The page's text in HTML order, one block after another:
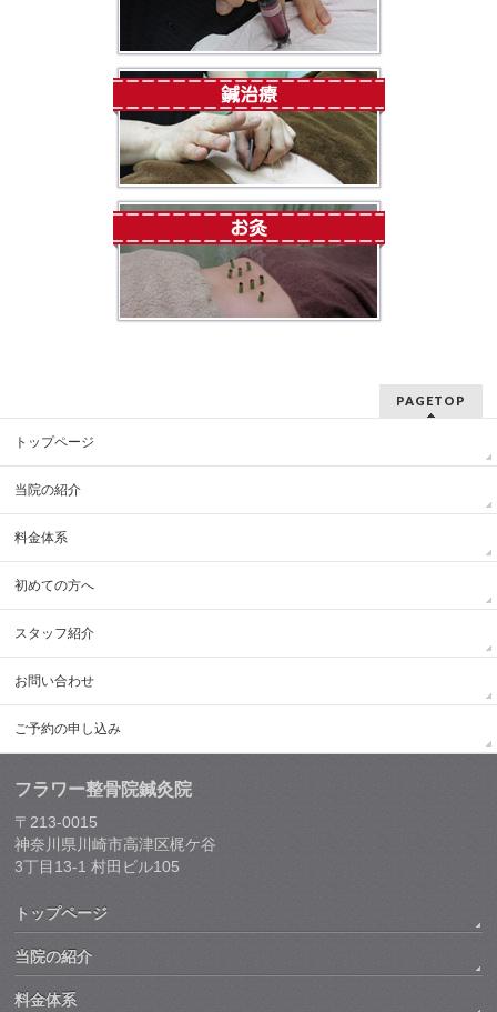
PAGETOP
トップページ
当院の紹介
料金体系
初めての方へ
スタッフ紹介
お問い合わせ
ご予約の申し込み
フラワー整骨院鍼灸院
〒213-0015
神奈川県川崎市高津区梶ケ谷
3丁目13-1 村田ビル105
トップページ
当院の紹介
料金体系